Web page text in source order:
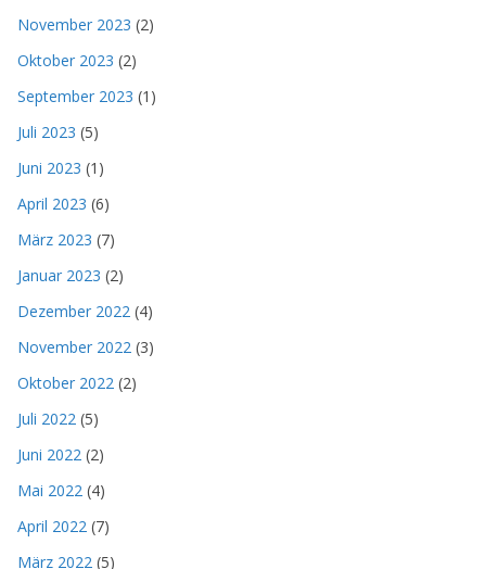
November 2023 (2)
Oktober 2023 (2)
September 2023 (1)
Juli 2023 (5)
Juni 2023 (1)
April 2023 (6)
März 2023 (7)
Januar 2023 (2)
Dezember 2022 (4)
November 2022 (3)
Oktober 2022 (2)
Juli 2022 (5)
Juni 2022 (2)
Mai 2022 (4)
April 2022 (7)
März 2022 (5)